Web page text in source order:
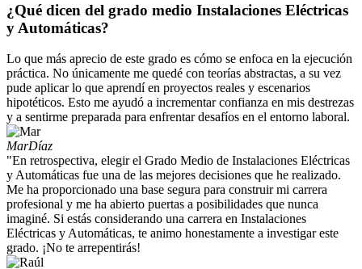
¿Qué dicen del grado medio Instalaciones Eléctricas
y Automáticas?
Lo que más aprecio de este grado es cómo se enfoca en la ejecución
práctica. No únicamente me quedé con teorías abstractas, a su vez
pude aplicar lo que aprendí en proyectos reales y escenarios
hipotéticos. Esto me ayudó a incrementar confianza en mis destrezas
y a sentirme preparada para enfrentar desafíos en el entorno laboral.
MarDíaz
"En retrospectiva, elegir el Grado Medio de Instalaciones Eléctricas
y Automáticas fue una de las mejores decisiones que he realizado.
Me ha proporcionado una base segura para construir mi carrera
profesional y me ha abierto puertas a posibilidades que nunca
imaginé. Si estás considerando una carrera en Instalaciones
Eléctricas y Automáticas, te animo honestamente a investigar este
grado. ¡No te arrepentirás!